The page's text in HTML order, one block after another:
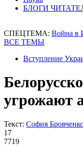
БЛОГИ
СПЕЦТЕМА: Война в
ВСЕ ТЕМЫ
Вступление
угрожают
Текст: София
17
7719